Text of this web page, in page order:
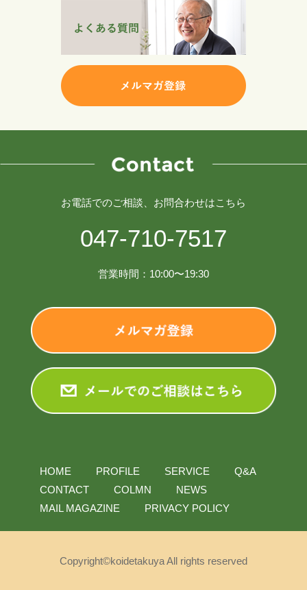
お電話でのご相談、お問合わせはこちら
047-710-7517
営業時間：10:00〜19:30
HOME PROFILE SERVICE
Q&A
CONTACT
COLMN
NEWS
MAIL MAGAZINE
PRIVACY POLICY
Copyright©koidetakuya All rights reserved